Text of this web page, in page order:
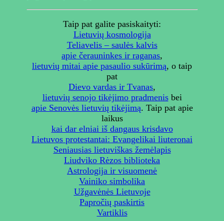
Taip pat galite pasiskaityti:
Lietuvių kosmologija
Teliavelis – saulės kalvis
apie čerauninkes ir raganas,
lietuvių mitai apie pasaulio sukūrimą, o taip
pat
Dievo vardas ir Tvanas,
lietuvių senojo tikėjimo pradmenisbei
apie Senovės lietuvių tikėjimą. Taip pat apie
laikus
kai dar elniai iš dangaus krisdavo
Lietuvos protestantai: Evangelikai liuteronai
Seniausias lietuviškas žemėlapis
Liudviko Rėzos biblioteka
Astrologija ir visuomenė
Vainiko simbolika
Užgavėnės Lietuvoje
Papročių paskirtis
Vartiklis